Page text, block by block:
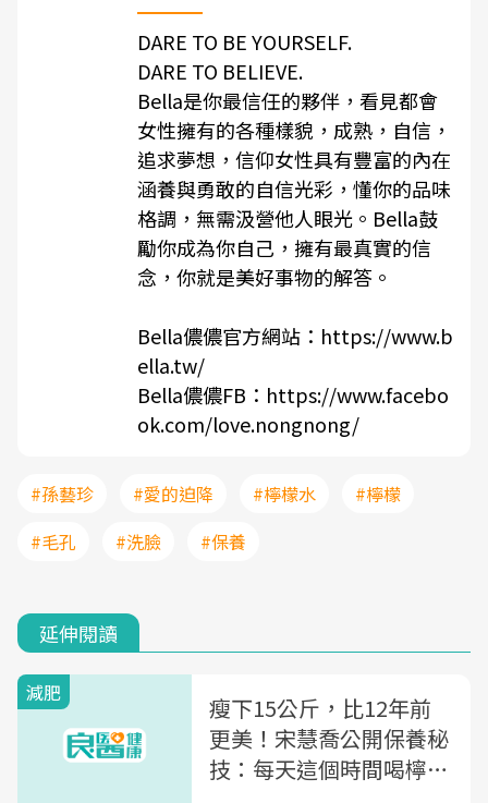
DARE TO BE YOURSELF.
DARE TO BELIEVE.
Bella是你最信任的夥伴，看見都會
女性擁有的各種樣貌，成熟，自信，
追求夢想，信仰女性具有豐富的內在
涵養與勇敢的自信光彩，懂你的品味
格調，無需汲營他人眼光。Bella鼓
勵你成為你自己，擁有最真實的信
念，你就是美好事物的解答。
Bella儂儂官方網站： https://www.b
ella.tw/
Bella儂儂FB： https://www.facebo
ok.com/love.nongnong/
#孫藝珍 #愛的迫降 #檸檬水
#檸檬
#毛孔
#洗臉 #保養
延伸閱讀
減肥
瘦下15公斤，比12年前
更美！宋慧喬公開保養秘
技：每天這個時間喝檸檬